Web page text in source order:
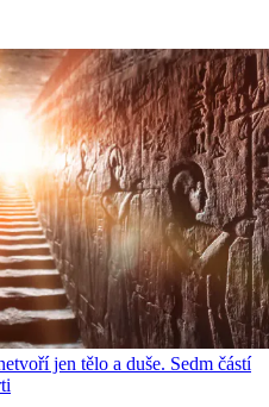
jen tělo a duše. Sedm částí